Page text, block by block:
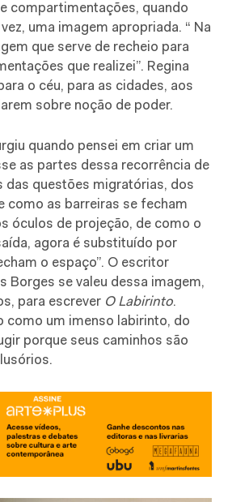
compartimentações, quando
uma imagem apropriada. “ Na
que serve de recheio para
que realizei”. Regina
o céu, para as cidades, aos
sobre noção de poder.
quando pensei em criar um
as partes dessa recorrência de
das questões migratórias, dos
como as barreiras se fecham
óculos de projeção, de como o
agora é substituído por
o espaço”. O escritor
Borges se valeu dessa imagem,
para escrever O Labirinto.
como um imenso labirinto, do
porque seus caminhos são